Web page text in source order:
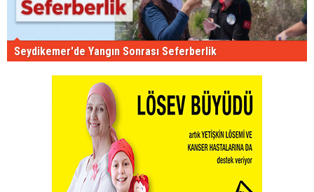
Seydikemer'de Yangın Sonrası Seferberlik